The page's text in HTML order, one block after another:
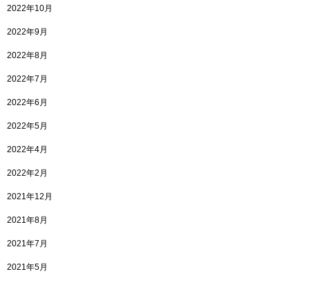
2022年10月
2022年9月
2022年8月
2022年7月
2022年6月
2022年5月
2022年4月
2022年2月
2021年12月
2021年8月
2021年7月
2021年5月